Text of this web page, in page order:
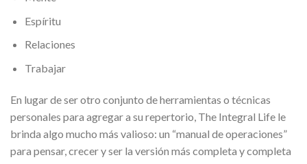
Espíritu
Relaciones
Trabajar
En lugar de ser otro conjunto de herramientas o técnicas
personales para agregar a su repertorio, The Integral Life le
brinda algo mucho más valioso: un “manual de operaciones”
para pensar, crecer y ser la versión más completa y completa